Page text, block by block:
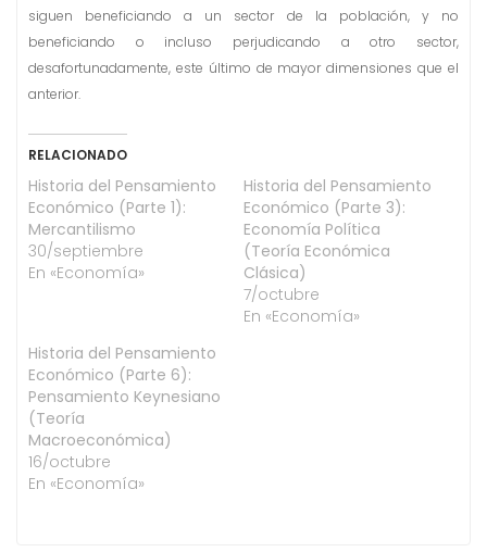
siguen beneficiando a un sector de la población, y no
beneficiando o incluso perjudicando a otro sector,
desafortunadamente, este último de mayor dimensiones que el
anterior.
RELACIONADO
Historia del Pensamiento
Económico (Parte 1):
Mercantilismo
30/septiembre
En «Economía»
Historia del Pensamiento
Económico (Parte 3):
Economía Política
(Teoría Económica
Clásica)
7/octubre
En «Economía»
Historia del Pensamiento
Económico (Parte 6):
Pensamiento Keynesiano
(Teoría
Macroeconómica)
16/octubre
En «Economía»